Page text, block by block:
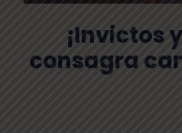
¡Invictos
consagra